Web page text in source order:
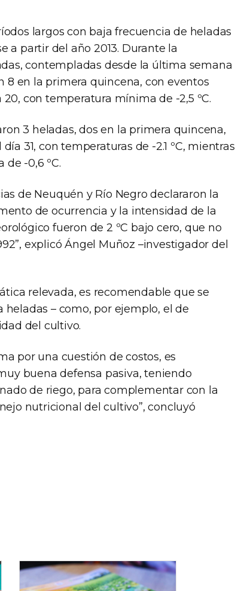
largos con baja frecuencia de heladas
a partir del año 2013. Durante la
contempladas desde la última semana
8 en la primera quincena, con eventos
con temperatura mínima de -2,5 ºC.
3 heladas, dos en la primera quincena,
31, con temperaturas de -2.1 ºC, mientras
-0,6 ºC.
de Neuquén y Río Negro declararon la
de ocurrencia y la intensidad de la
fueron de 2 ºC bajo cero, que no
explicó Ángel Muñoz –investigador del
relevada, es recomendable que se
– como, por ejemplo, el de
del cultivo.
por una cuestión de costos, es
buena defensa pasiva, teniendo
de riego, para complementar con la
nutricional del cultivo”, concluyó